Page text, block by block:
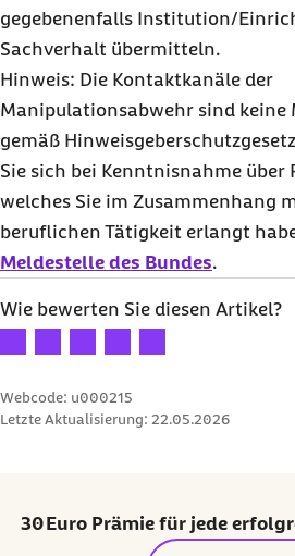
gegebenenfalls Institution/
Sachverhalt übermitteln.
Hinweis: Die Kontaktkanäle der
Manipulationsabwehr sind keine
gemäß
Sie sich bei Kenntnisnahme über
welches Sie im Zusammenhang
beruflichen Tätigkeit erlangt
Meldestelle des Bundes.
Wie bewerten Sie diesen Artikel?
Ihre Bewertung: 1 Stern
Ihre Bewertung: 2 Sterne
Ihre Bewertung: 3 Sterne
Ihre Bewertung: 4 Sterne
Ihre Bewertung: 5
Webcode: u000215
Letzte Aktualisierung: 22.05.2026
30 Euro Prämie für jede